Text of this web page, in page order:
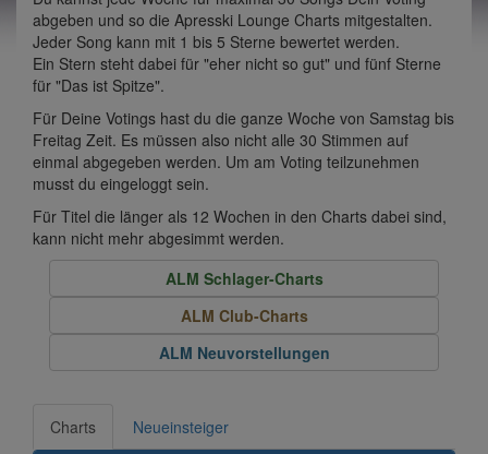
abgeben und so die Apresski Lounge Charts mitgestalten.
Jeder Song kann mit 1 bis 5 Sterne bewertet werden.
Ein Stern steht dabei für "eher nicht so gut" und fünf Sterne
für "Das ist Spitze".
Für Deine Votings hast du die ganze Woche von Samstag bis
Freitag Zeit. Es müssen also nicht alle 30 Stimmen auf
einmal abgegeben werden. Um am Voting teilzunehmen
musst du eingeloggt sein.
Für Titel die länger als 12 Wochen in den Charts dabei sind,
kann nicht mehr abgesimmt werden.
ALM Schlager-Charts
ALM Club-Charts
ALM Neuvorstellungen
Charts Neueinsteiger